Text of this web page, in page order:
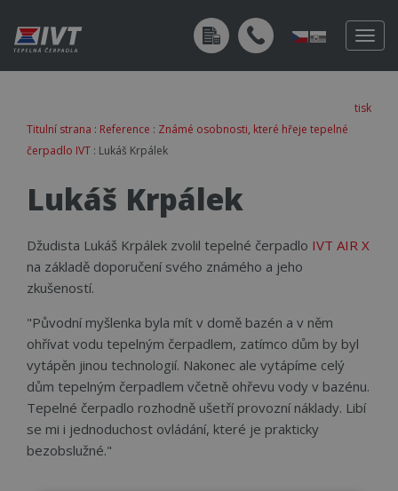
tisk
Titulní strana : Reference : Známé osobnosti, které hřeje tepelné
čerpadlo IVT : Lukáš Krpálek
Lukáš Krpálek
Džudista Lukáš Krpálek zvolil tepelné čerpadlo IVT AIR X
na základě doporučení svého známého a jeho
zkušeností.
"Původní myšlenka byla mít v domě bazén a v něm
ohřívat vodu tepelným čerpadlem, zatímco dům by byl
vytápěn jinou technologií. Nakonec ale vytápíme celý
dům tepelným čerpadlem včetně ohřevu vody v bazénu.
Tepelné čerpadlo rozhodně ušetří provozní náklady. Libí
se mi i jednoduchost ovládání, které je prakticky
bezobslužné."